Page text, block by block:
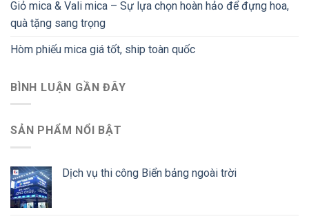
Giỏ mica & Vali mica – Sự lựa chọn hoàn hảo để đựng hoa,
quà tặng sang trọng
Hòm phiếu mica giá tốt, ship toàn quốc
BÌNH LUẬN GẦN ĐÂY
SẢN PHẨM NỔI BẬT
Dịch vụ thi công Biển bảng ngoài trời